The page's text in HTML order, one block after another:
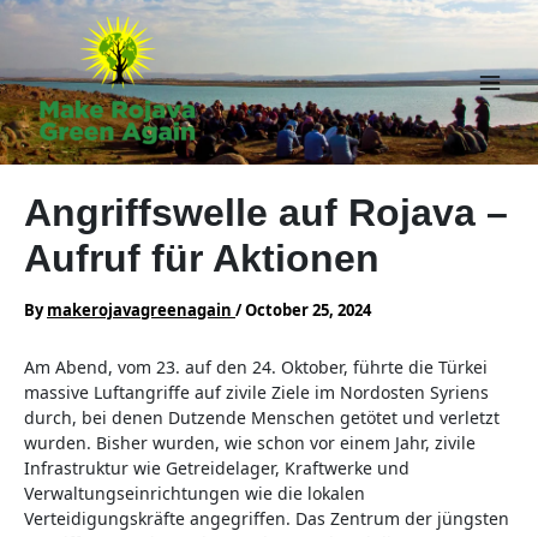
Skip
Main
Angriffswelle auf Rojava –
Aufruf für Aktionen
Bymakerojavagreenagain /October 25, 2024
Am Abend, vom 23. auf den 24. Oktober, führte die Türkei
massive Luftangriffe auf zivile Ziele im Nordosten Syriens
durch, bei denen Dutzende Menschen getötet und verletzt
wurden. Bisher wurden, wie schon vor einem Jahr, zivile
Infrastruktur wie Getreidelager, Kraftwerke und
Verwaltungseinrichtungen wie die lokalen
Verteidigungskräfte angegriffen. Das Zentrum der jüngsten